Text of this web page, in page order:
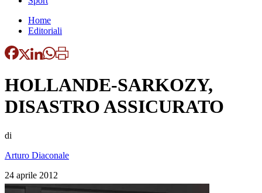
Home
Editoriali
HOLLANDE-SARKOZY,
DISASTRO ASSICURATO
di
Arturo Diaconale
24 aprile 2012